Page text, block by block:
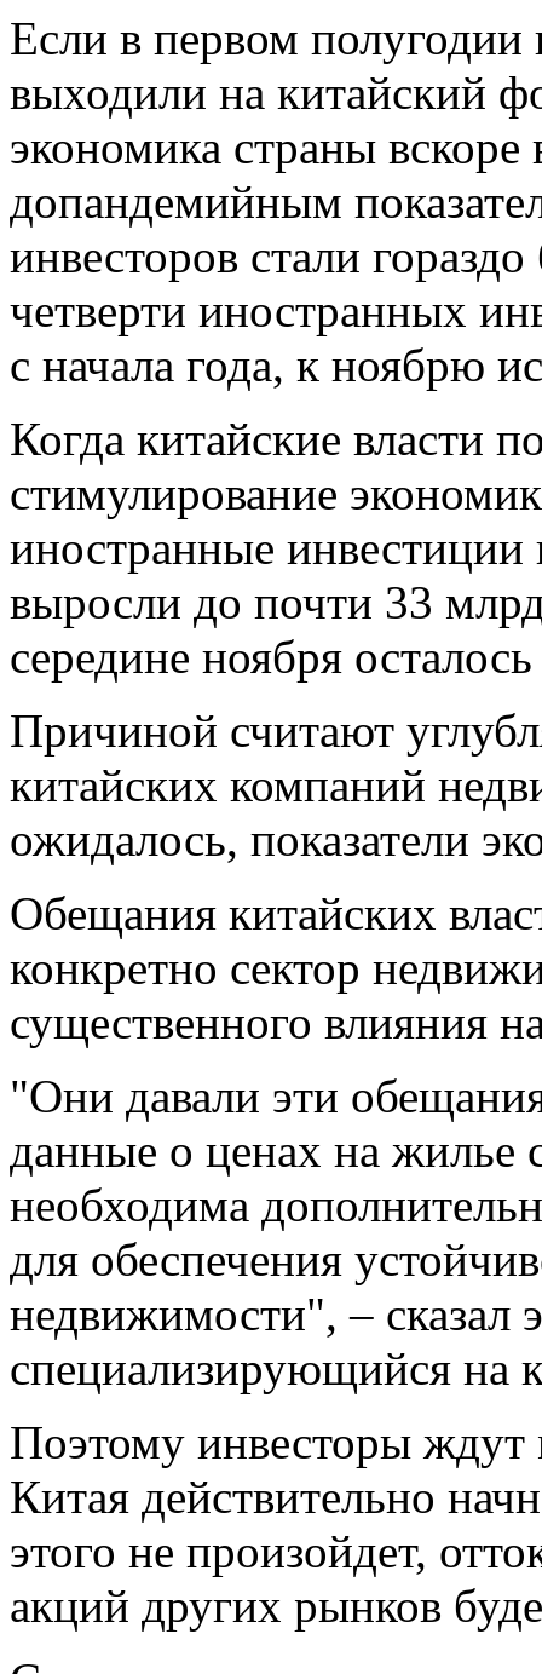
Если в первом
выходили на китайский
экономика страны
допандемийным
инвесторов стали
четверти иностранных
с начала года, к ноябрю
Когда китайские власти
стимулирование
иностранные
выросли до почти 33
середине ноября
Причиной считают
китайских компаний
ожидалось, показатели
Обещания китайских
конкретно сектор
существенного влияния
"Они давали эти
данные о ценах на жилье
необходима
для обеспечения
недвижимости", – сказал
специализирующийся на
Поэтому инвесторы ждут
Китая действительно
этого не произойдет,
акций других рынков